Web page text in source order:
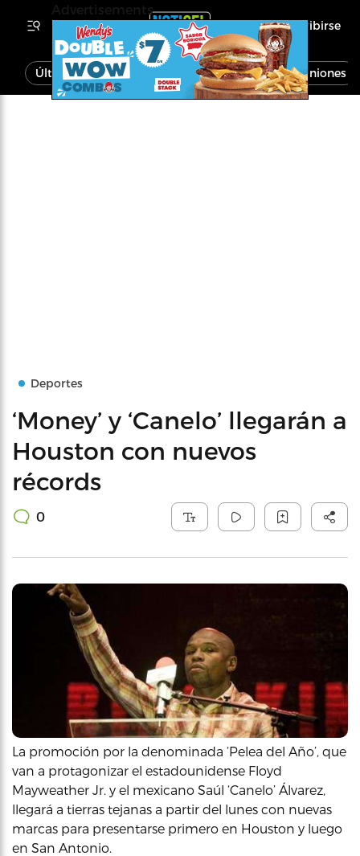
Inscribirse
Última Hora Noticias Economía Opiniones
Deportes
‘Money’ y ‘Canelo’ llegarán a
Houston con nuevos
récords
0
La promoción por la denominada ‘Pelea del Año’, que
van a protagonizar el estadounidense Floyd
Mayweather Jr. y el mexicano Saúl ‘Canelo’ Álvarez,
llegará a tierras tejanas a partir del lunes con nuevas
marcas para presentarse primero en Houston y luego
en San Antonio.
Advertisements